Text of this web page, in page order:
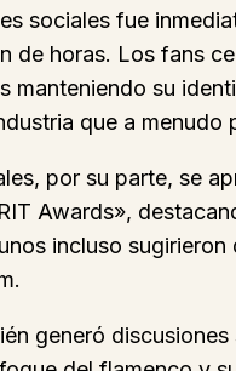
sociales fue
de horas. Los fans
manteniendo su
que a
por su parte, se
Awards»,
incluso
generó